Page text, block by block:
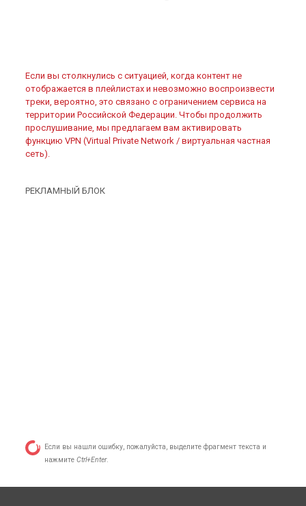
Если вы столкнулись с ситуацией, когда контент не
отображается в плейлистах и невозможно воспроизвести
треки, вероятно, это связано с ограничением сервиса на
территории Российской Федерации. Чтобы продолжить
прослушивание, мы предлагаем вам активировать
функцию VPN (Virtual Private Network / виртуальная частная
сеть).
РЕКЛАМНЫЙ БЛОК
Если вы нашли ошибку, пожалуйста, выделите фрагмент текста и
нажмите Ctrl+Enter.